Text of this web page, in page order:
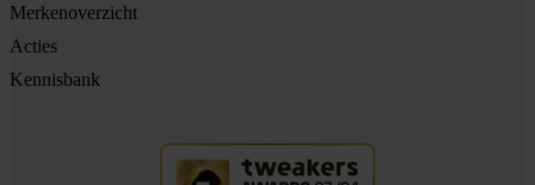
Merkenoverzicht
Acties
Kennisbank